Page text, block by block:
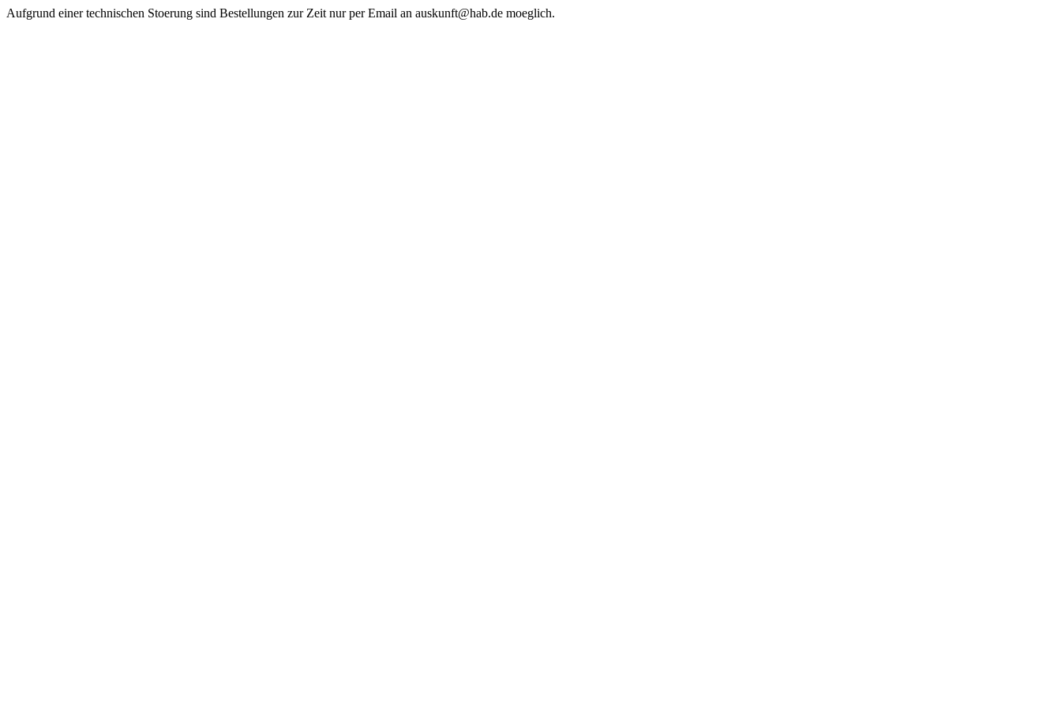
Aufgrund einer technischen Stoerung sind Bestellungen zur Zeit nur per Email an auskunft@hab.de moeglich.